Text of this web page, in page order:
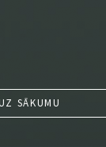
SĀKUMU